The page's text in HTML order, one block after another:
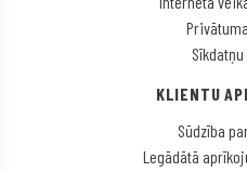
KLIENTU
Sūdzība
Legādātā